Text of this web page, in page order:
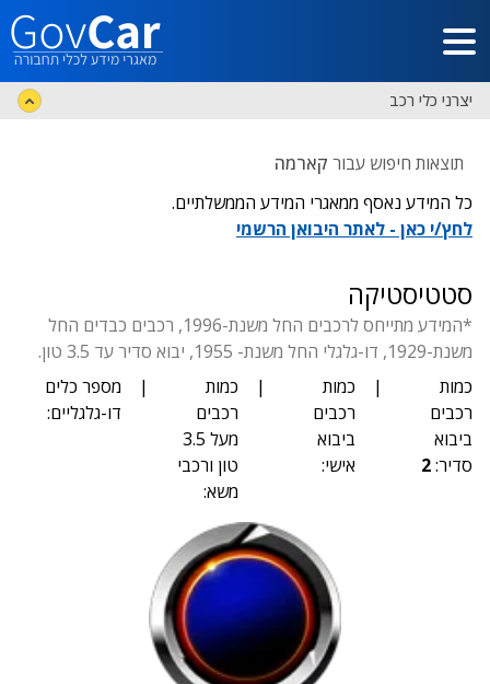
דלג לתוכן הראשי
יצרני כלי רכב
תוצאות חיפוש עבור קארמה
כל המידע נאסף ממאגרי המידע הממשלתיים.
לחץ/י כאן - לאתר היבואן הרשמי
סטטיסטיקה
*המידע מתייחס לרכבים החל משנת-1996, רכבים כבדים החל
משנת-1929, דו-גלגלי החל משנת- 1955, יבוא סדיר עד 3.5 טון.
כמות
רכבים
ביבוא
סדיר:2
|
כמות
רכבים
ביבוא
אישי:
|
כמות
רכבים
מעל 3.5
טון ורכבי
משא:
|
מספר כלים
דו-גלגליים: